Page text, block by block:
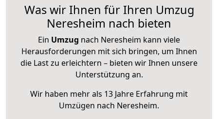
Was wir Ihnen für Ihren Umzug
Neresheim nach bieten
Ein Umzug nach Neresheim kann viele
Herausforderungen mit sich bringen, um Ihnen
die Last zu erleichtern – bieten wir Ihnen unsere
Unterstützung an.
Wir haben mehr als 13 Jahre Erfahrung mit
Umzügen nach Neresheim.